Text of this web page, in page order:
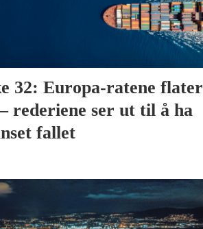
32: Europa-ratene flater
rederiene ser ut til å ha
fallet